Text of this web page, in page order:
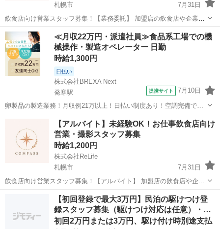
札幌市
7月31日
飲食店向け営業スタッフ募集！【業務委託】 加盟店の飲食店や企業へ
訪問し、お店の雰囲気や料理、商品、スタッフの魅力を写真や動画で
撮影。撮影だけでなく、お店の方とコミュニケーションを取りなが
ら、おすすめメニューやこだわりをヒア...
北海道 札幌市 その他 スタッフ
≪月収22万円・派遣社員≫食品系工場での機
械操作・製造オペレーター 日勤
時給1,300円
日払い
株式会社BREXA Next
発寒駅
提携サイト 7月10日
卵製品の製造業務！月収例21万以上！日払い制度あり！空調完備で快
適作業★20代～50代までの男女活躍中！作業着無償貸与★マイカー通
勤OK＆無料駐車場完備！《北海道札幌市》 人気の工場のお仕事 ◇卵
製品の製造業務◇ 作業内...
発寒駅 その他
【アルバイト】未経験OK！お仕事飲食店向け
営業・撮影スタッフ募集
時給1,200円
株式会社ReLife
札幌市
7月31日
飲食店向け営業スタッフ募集！【アルバイト】 加盟店の飲食店や企業
へ訪問し、お店の雰囲気や料理、商品、スタッフの魅力を写真や動画
で撮影。撮影だけでなく、お店の方とコミュニケーションを取りなが
ら、おすすめメニューやこだわりをヒ...
その他 スタッフ
【初回登録で最大3万円】民泊の駆けつけ登
録スタッフ募集（駆けつけ対応は任意）・…
初回2万円または3万円、駆け付け時別途支払